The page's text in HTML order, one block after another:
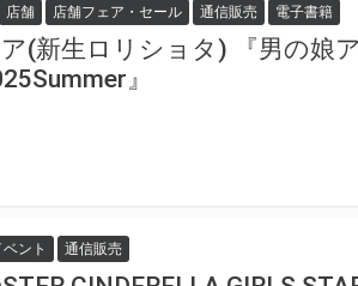
店舗 店舗フェア・セール 通信販売 電子書籍
(新生ロリショタ) 『男の娘
』
ント 通信販売